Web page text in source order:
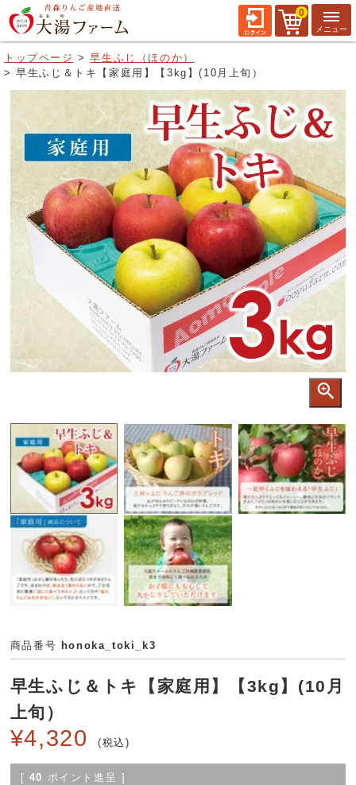
0
トップページ
早生ふじ（ほのか）
早生ふじ＆トキ【家庭用】【3kg】(10月上旬）
商品番号 honoka_toki_k3
早生ふじ＆トキ【家庭用】【3kg】(10月
上旬）
¥4,320 税込
[ 40 ポイント進呈 ]